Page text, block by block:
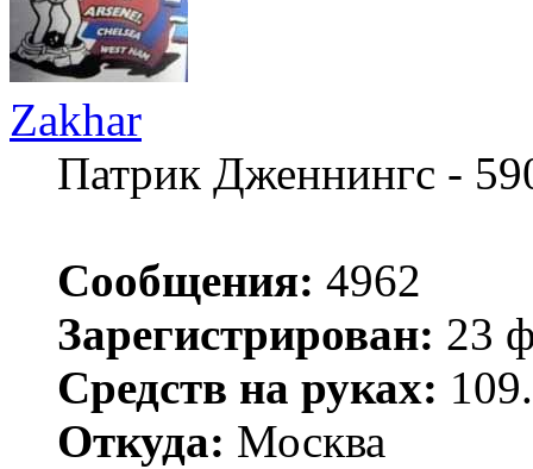
Zakhar
Патрик Дженнингс -
Сообщения: 4962
Зарегистрирован: 23
Средств на руках:
Откуда: Москва